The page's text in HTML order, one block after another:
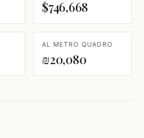
$746,668
AL METRO QUADRO
₪20,080